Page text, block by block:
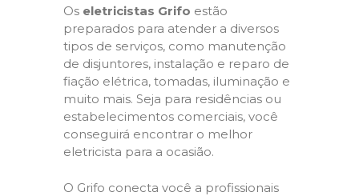
Os eletricistas Grifo estão
preparados para atender a diversos
tipos de serviços, como manutenção
de disjuntores, instalação e reparo de
fiação elétrica, tomadas, iluminação e
muito mais. Seja para residências ou
estabelecimentos comerciais, você
conseguirá encontrar o melhor
eletricista para a ocasião.
O Grifo conecta você a profissionais